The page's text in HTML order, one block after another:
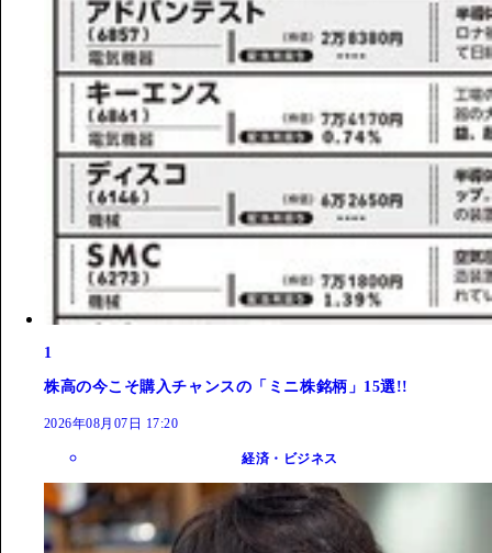
1
株高の今こそ購入チャンスの「ミニ株銘柄」15選!!
2026年08月07日 17:20
経済・ビジネス